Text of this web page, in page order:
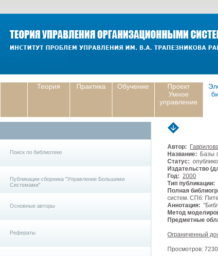
Теория Практика Обучение
Проект
Умное
управление
Поиск по библиотеке
Публикации сборника "Управление Большими
Системами"
Основные авторы
Рефераты
Автор:
Название: Базы
Статус:
Издательство
Год: 2000
Тип публикации:
Полная
систем. СПб:
Аннотация:
Метод
Предметные
Ограниченный
Просмотров: